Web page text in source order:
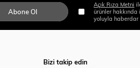
Abone Ol
Açık Rıza Metni
ürünler
yoluyla haberdar
Bizi takip edin